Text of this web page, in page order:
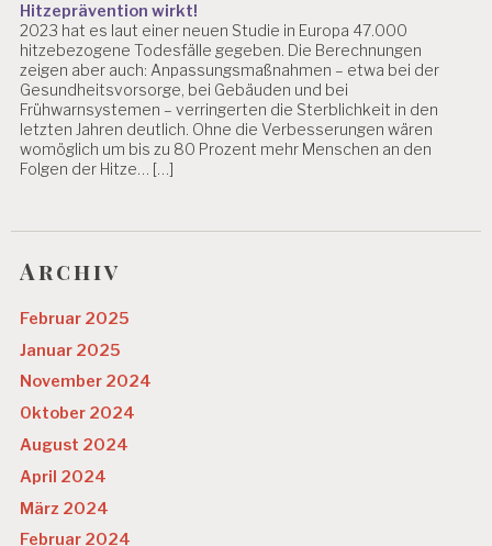
Hitzeprävention wirkt!
2023 hat es laut einer neuen Studie in Europa 47.000
hitzebezogene Todesfälle gegeben. Die Berechnungen
zeigen aber auch: Anpassungsmaßnahmen – etwa bei der
Gesundheitsvorsorge, bei Gebäuden und bei
Frühwarnsystemen – verringerten die Sterblichkeit in den
letzten Jahren deutlich. Ohne die Verbesserungen wären
womöglich um bis zu 80 Prozent mehr Menschen an den
Folgen der Hitze… […]
Archiv
Februar 2025
Januar 2025
November 2024
Oktober 2024
August 2024
April 2024
März 2024
Februar 2024